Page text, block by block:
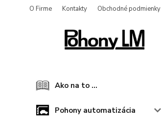
O Firme Kontakty Obchodné podmienky
Ako na to ...
Pohony automatizácia